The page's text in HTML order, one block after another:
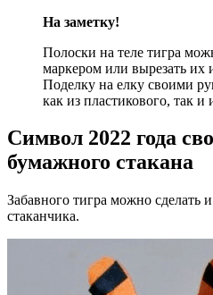
На заметку!
Полоски на теле тигра
маркером или вырезать их
Поделку на елку своими
как из пластикового, так и
Символ 2022 года
бумажного стакана
Забавного тигра можно сделать
стаканчика.